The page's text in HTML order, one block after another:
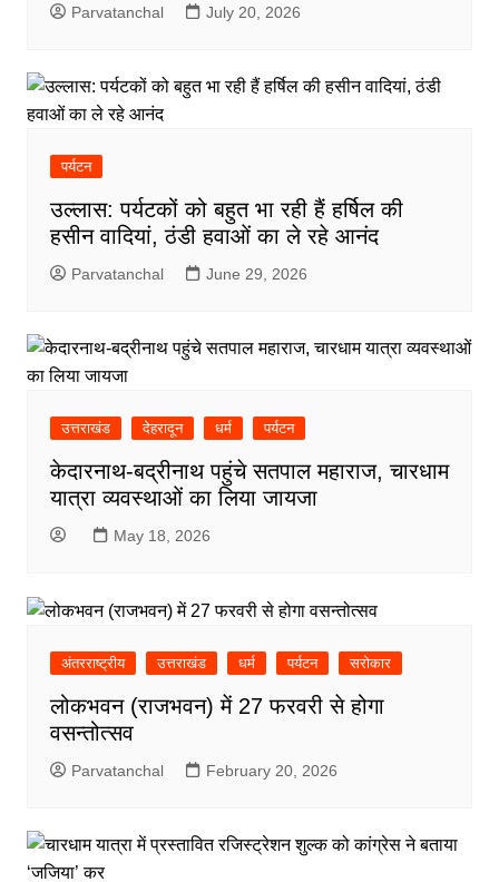
Parvatanchal July 20, 2026
पर्यटन
उल्लास: पर्यटकों को बहुत भा रही हैं हर्षिल की
हसीन वादियां, ठंडी हवाओं का ले रहे आनंद
Parvatanchal June 29, 2026
उत्तराखंड देहरादून धर्म पर्यटन
केदारनाथ-बद्रीनाथ पहुंचे सतपाल महाराज, चारधाम
यात्रा व्यवस्थाओं का लिया जायजा
May 18, 2026
अंतरराष्ट्रीय उत्तराखंड धर्म पर्यटन सरोकार
लोकभवन (राजभवन) में 27 फरवरी से होगा
वसन्तोत्सव
Parvatanchal February 20, 2026